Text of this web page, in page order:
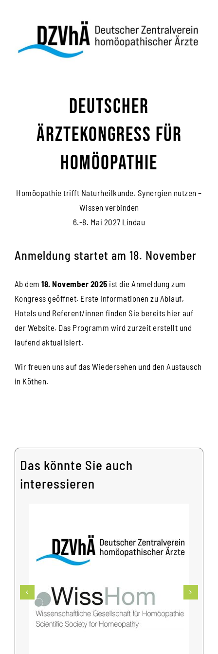
Deutscher
Ärztekongress für
Homöopathie
Homöopathie trifft Naturheilkunde. Synergien nutzen –
Wissen verbinden
6.-8. Mai 2027 Lindau
Anmeldung startet am 18. November
Ab dem18. November 2025 ist die Anmeldung zum
Kongress geöffnet. Erste Informationen zu Ablauf,
Hotels und Referent/innen finden Sie bereits hier auf
der Website. Das Programm wird zurzeit erstellt und
laufend aktualisiert.
Wir freuen uns auf das Wiedersehen und den Austausch
in Köthen.
Das könnte Sie auch
interessieren